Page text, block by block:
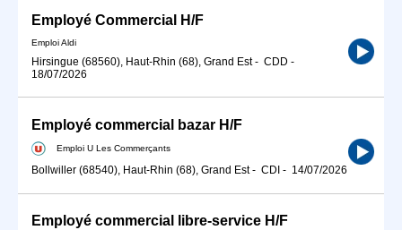
Employé Commercial H/F
Emploi Aldi
Hirsingue (68560), Haut-Rhin (68), Grand Est- CDD -
18/07/2026
Employé commercial bazar H/F
Emploi U Les Commerçants
Bollwiller (68540), Haut-Rhin (68), Grand Est- CDI - 14/07/2026
Employé commercial libre-service H/F